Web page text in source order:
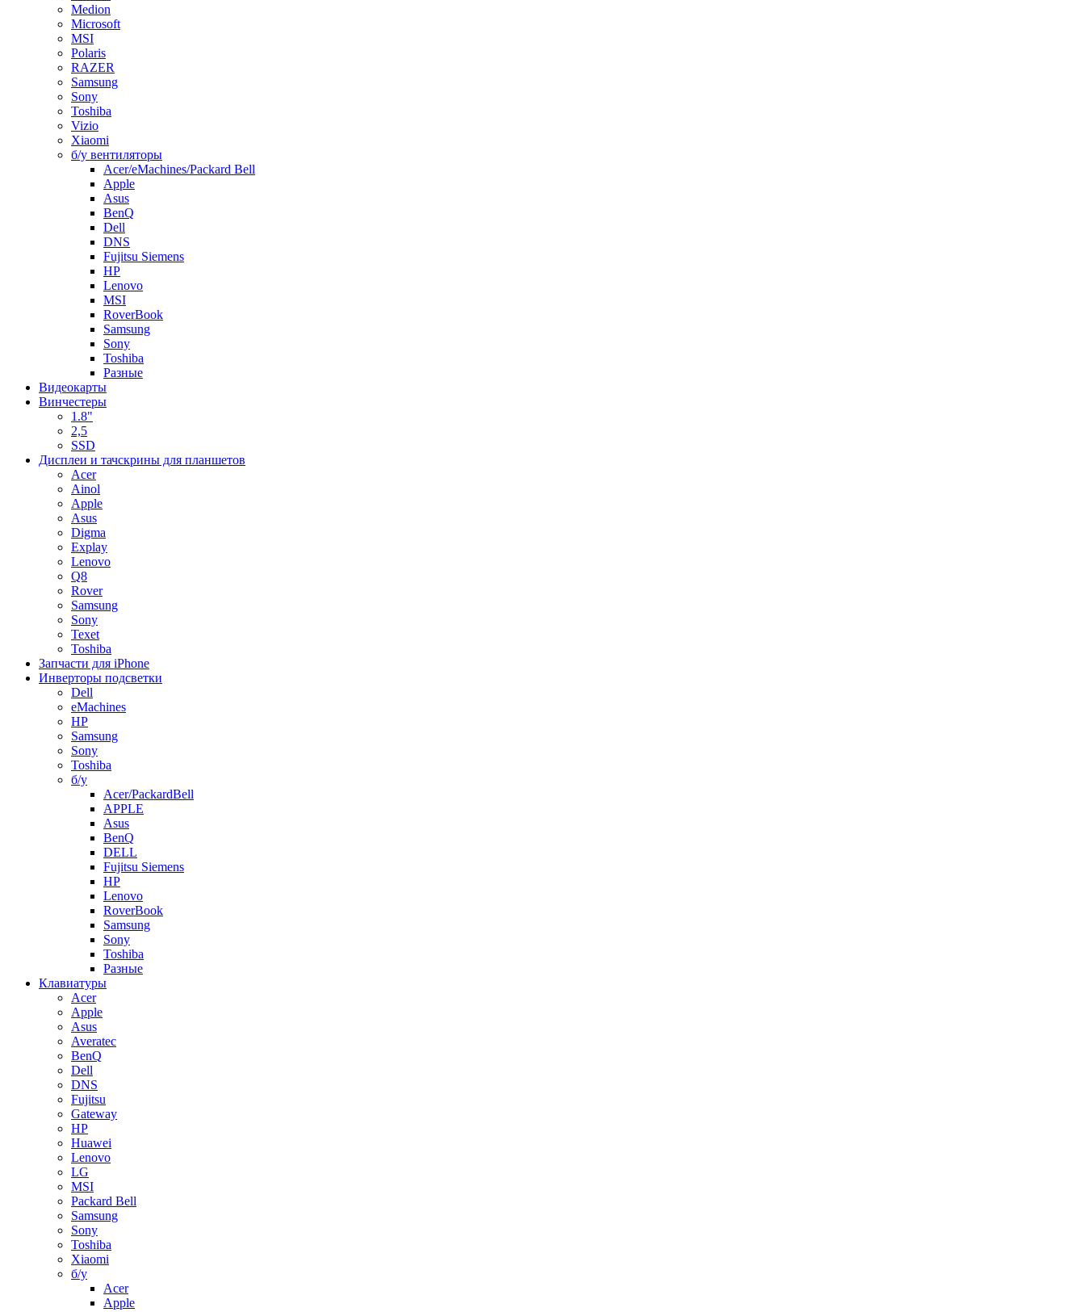
Medion
Microsoft
MSI
Polaris
RAZER
Samsung
Sony
Toshiba
Vizio
Xiaomi
б/у вентиляторы
Acer/eMachines/Packard Bell
Apple
Asus
BenQ
Dell
DNS
Fujitsu Siemens
HP
Lenovo
MSI
RoverBook
Samsung
Sony
Toshiba
Разные
Видеокарты
Винчестеры
1.8"
2,5
SSD
Дисплеи и тачскрины для планшетов
Acer
Ainol
Apple
Asus
Digma
Explay
Lenovo
Q8
Rover
Samsung
Sony
Texet
Toshiba
Запчасти для iPhone
Инверторы подсветки
Dell
eMachines
HP
Samsung
Sony
Toshiba
б/у
Acer/PackardBell
APPLE
Asus
BenQ
DELL
Fujitsu Siemens
HP
Lenovo
RoverBook
Samsung
Sony
Toshiba
Разные
Клавиатуры
Acer
Apple
Asus
Averatec
BenQ
Dell
DNS
Fujitsu
Gateway
HP
Huawei
Lenovo
LG
MSI
Packard Bell
Samsung
Sony
Toshiba
Xiaomi
б/у
Acer
Apple